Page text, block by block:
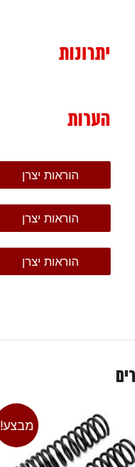
יתרונות
הערות
הוראות יצרן
הוראות יצרן
הוראות יצרן
מבצע!